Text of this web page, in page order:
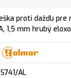
proti dažďu pre
1,5 mm hrubý
S741/AL